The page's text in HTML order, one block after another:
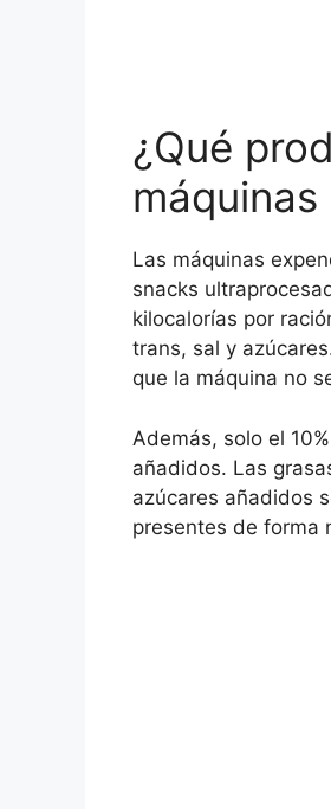
¿Qué
Las máquinas
snacks
kilocalorías por
trans, sal y
que la máquina no
Además, solo el
añadidos. Las
azúcares añadidos
presentes de forma